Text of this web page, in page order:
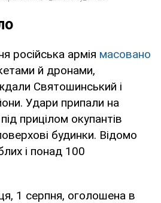
російська армія масовано
й дронами,
Святошинський і
Удари припали на
прицілом окупантів
будинки. Відомо
і понад 100
1 серпня, оголошена в